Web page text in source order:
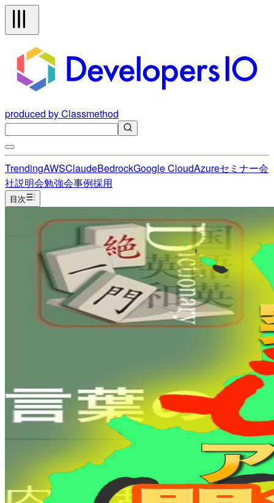
produced by Classmethod
TrendingAWSClaudeBedrockGoogle CloudAzureセミナー会
社説明会勉強会事例採用
目次